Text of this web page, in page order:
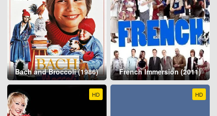
Bach and Broccoli (1986) French Immersion (2011)
HD HD